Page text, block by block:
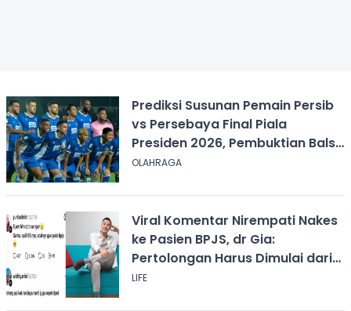
Prediksi Susunan Pemain Persib
vs Persebaya Final Piala
Presiden 2026, Pembuktian Balsa
Sekulic!
OLAHRAGA
Viral Komentar Nirempati Nakes
ke Pasien BPJS, dr Gia:
Pertolongan Harus Dimulai dari
Rasa Kemanusiaan
LIFE